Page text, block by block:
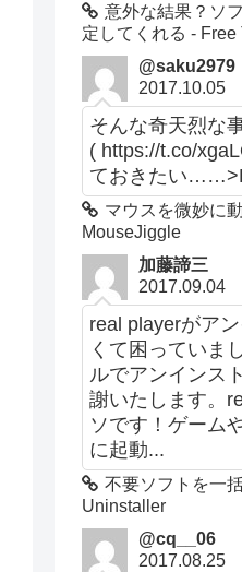
意外な結果？ソ
定してくれる - Free
@saku2979
2017.10.05
そんな奇天烈な
( https://t.co/
ておきたい
マウスを微妙に
MouseJiggle
加藤諦三
2017.09.04
real playerがア
くて困っていま
ルでアンインス
謝いたします。
ソです！ゲーム
に起動...
不要ソフトを一
Uninstaller
@cq__06
2017.08.25